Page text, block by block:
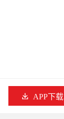
APP下载